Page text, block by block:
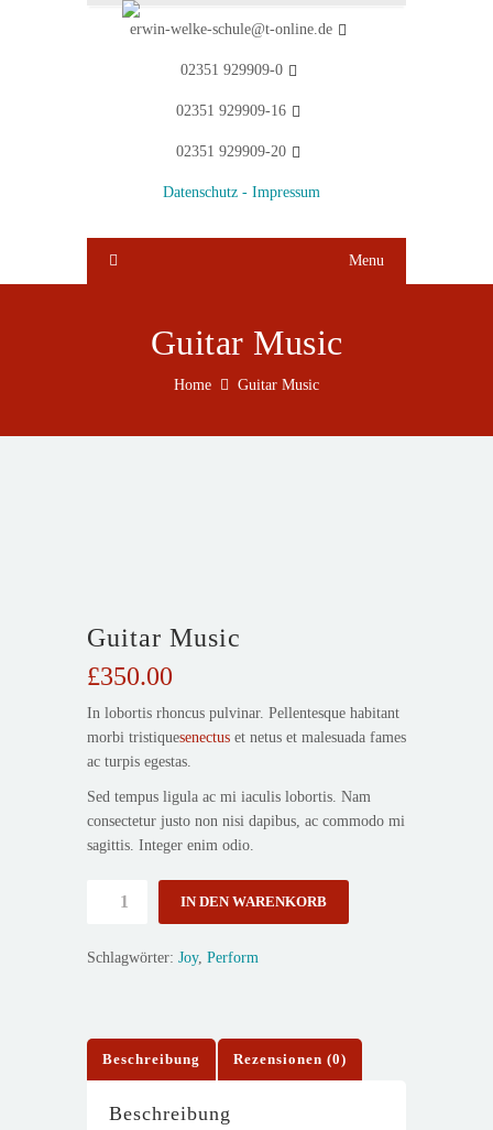
erwin-welke-schule@t-online.de
02351 929909-0
02351 929909-16
02351 929909-20
Datenschutz - Impressum
Menu
Guitar Music
Home Guitar Music
Guitar Music
£350.00
In lobortis rhoncus pulvinar. Pellentesque habitant
morbi tristiquesenectus et netus et malesuada fames
ac turpis egestas.
Sed tempus ligula ac mi iaculis lobortis. Nam
consectetur justo non nisi dapibus, ac commodo mi
sagittis. Integer enim odio.
IN DEN WARENKORB
Schlagwörter: Joy, Perform
Beschreibung Rezensionen (0)
Beschreibung